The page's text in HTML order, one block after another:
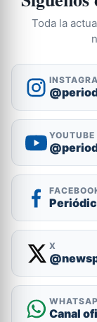
Toda la
YOUTUBE
X
Canal